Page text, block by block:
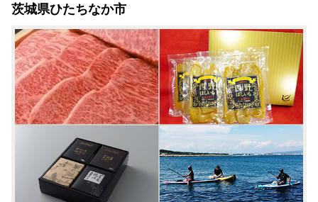
茨城県ひたちなか市